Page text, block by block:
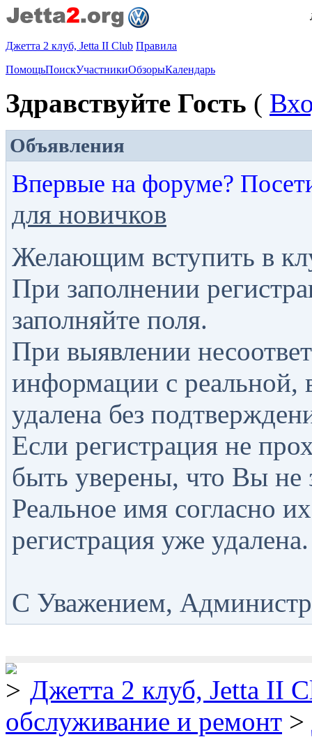
Джетта 2 клуб, Jetta II Club Правила
ПомощьПоискУчастникиОбзорыКалендарь
Здравствуйте Гость (
Объявления
Впервые на форуме?
для новичков
Желающим вступить в
При заполнении
заполняйте поля.
При выявлении
информации с реальной,
удалена без
Если регистрация не
быть уверены, что Вы не
Реальное имя согласно
регистрация уже удалена.
С Уважением,
Джетта 2 клуб, Jetta II
обслуживание и ремонт >